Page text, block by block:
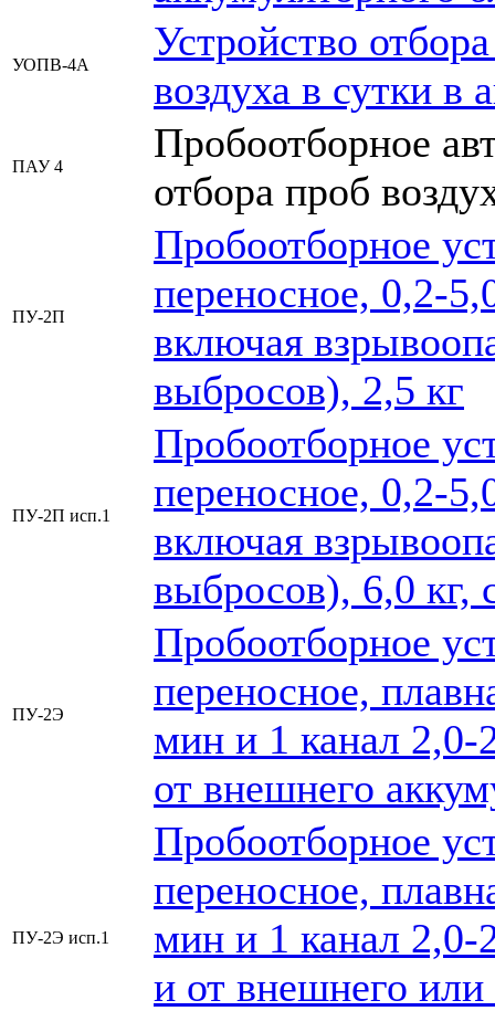
УОПВ-4А
Устройство
воздуха в сутки в
ПАУ 4
Пробоотборное
отбора проб
ПУ-2П
Пробоотборное
переносное, 0,2-
включая
выбросов), 2,5 кг
ПУ-2П исп.1
Пробоотборное
переносное, 0,2-
включая
выбросов), 6,0 кг,
ПУ-2Э
Пробоотборное
переносное,
мин и 1 канал 2,0-
от внешнего
ПУ-2Э исп.1
Пробоотборное
переносное,
мин и 1 канал 2,0-
и от внешнего или